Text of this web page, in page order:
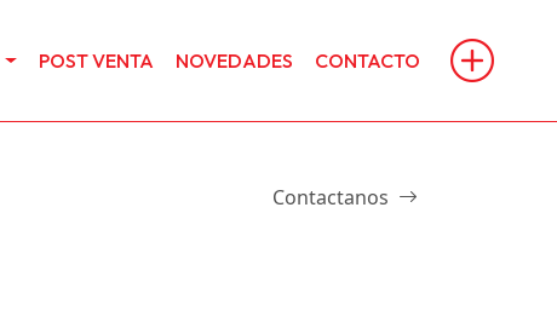
POST VENTA NOVEDADES CONTACTO
Contactanos